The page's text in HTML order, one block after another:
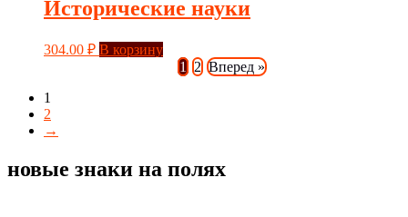
Исторические науки
304.00 ₽ В корзину
1 2 Вперед »
1
2
→
новые знаки на полях